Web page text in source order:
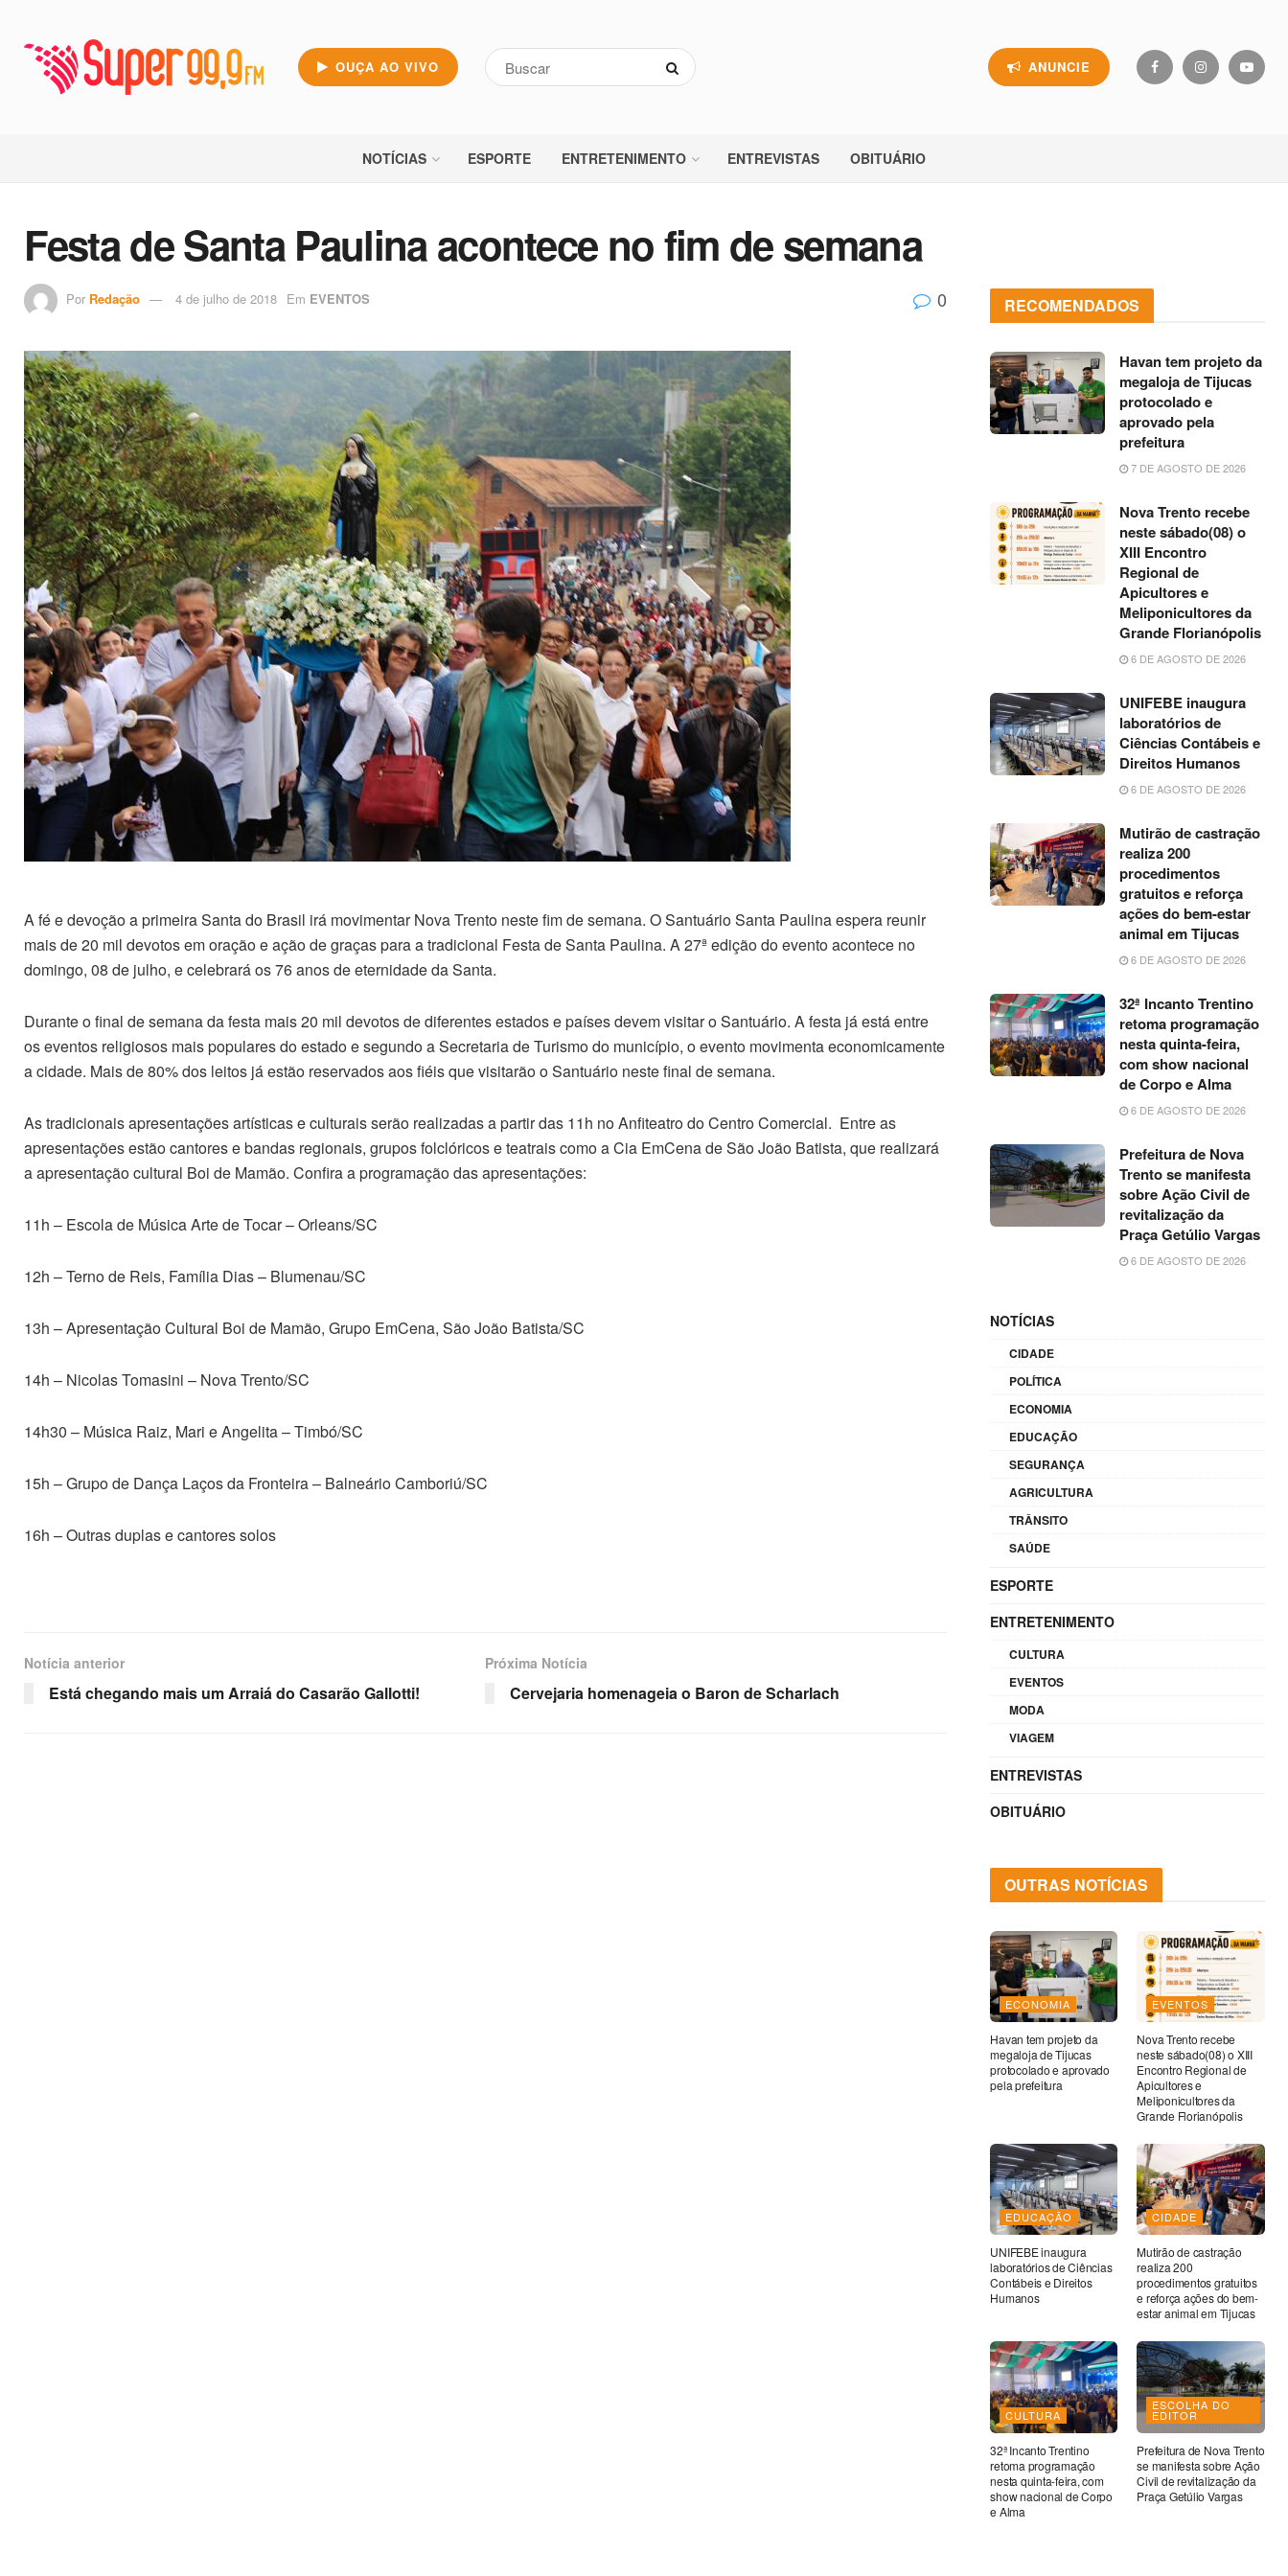
OUÇA AO VIVO ANUNCIE
NOTÍCIAS ESPORTE ENTRETENIMENTO ENTREVISTAS OBITUÁRIO
Festa de Santa Paulina acontece no fim de semana
Por Redação 4 de julho de 2018 Em EVENTOS 0
A fé e devoção a primeira Santa do Brasil irá movimentar Nova Trento neste fim de semana. O Santuário Santa Paulina espera reunir
mais de 20 mil devotos em oração e ação de graças para a tradicional Festa de Santa Paulina. A 27ª edição do evento acontece no
domingo, 08 de julho, e celebrará os 76 anos de eternidade da Santa.
Durante o final de semana da festa mais 20 mil devotos de diferentes estados e países devem visitar o Santuário. A festa já está entre
os eventos religiosos mais populares do estado e segundo a Secretaria de Turismo do município, o evento movimenta economicamente
a cidade. Mais de 80% dos leitos já estão reservados aos fiéis que visitarão o Santuário neste final de semana.
As tradicionais apresentações artísticas e culturais serão realizadas a partir das 11h no Anfiteatro do Centro Comercial. Entre as
apresentações estão cantores e bandas regionais, grupos folclóricos e teatrais como a Cia EmCena de São João Batista, que realizará
a apresentação cultural Boi de Mamão. Confira a programação das apresentações:
11h – Escola de Música Arte de Tocar – Orleans/SC
12h – Terno de Reis, Família Dias – Blumenau/SC
13h – Apresentação Cultural Boi de Mamão, Grupo EmCena, São João Batista/SC
14h – Nicolas Tomasini – Nova Trento/SC
14h30 – Música Raiz, Mari e Angelita – Timbó/SC
15h – Grupo de Dança Laços da Fronteira – Balneário Camboriú/SC
16h – Outras duplas e cantores solos
Notícia anterior
Está chegando mais um Arraiá do Casarão Gallotti!
Próxima Notícia
Cervejaria homenageia o Baron de Scharlach
RECOMENDADOS
Havan tem projeto da
megaloja de Tijucas
protocolado e
aprovado pela
prefeitura
7 DE AGOSTO DE 2026
Nova Trento recebe
neste sábado(08) o
XIII Encontro
Regional de
Apicultores e
Meliponicultores da
Grande Florianópolis
6 DE AGOSTO DE 2026
UNIFEBE inaugura
laboratórios de
Ciências Contábeis e
Direitos Humanos
6 DE AGOSTO DE 2026
Mutirão de castração
realiza 200
procedimentos
gratuitos e reforça
ações do bem-estar
animal em Tijucas
6 DE AGOSTO DE 2026
32ª Incanto Trentino
retoma programação
nesta quinta-feira,
com show nacional
de Corpo e Alma
6 DE AGOSTO DE 2026
Prefeitura de Nova
Trento se manifesta
sobre Ação Civil de
revitalização da
Praça Getúlio Vargas
6 DE AGOSTO DE 2026
NOTÍCIAS
CIDADE
POLÍTICA
ECONOMIA
EDUCAÇÃO
SEGURANÇA
AGRICULTURA
TRÂNSITO
SAÚDE
ESPORTE
ENTRETENIMENTO
CULTURA
EVENTOS
MODA
VIAGEM
ENTREVISTAS
OBITUÁRIO
OUTRAS NOTÍCIAS
ECONOMIA
Havan tem projeto da
megaloja de Tijucas
protocolado e aprovado
pela prefeitura
EVENTOS
Nova Trento recebe
neste sábado(08) o XIII
Encontro Regional de
Apicultores e
Meliponicultores da
Grande Florianópolis
EDUCAÇÃO
UNIFEBE inaugura
laboratórios de Ciências
Contábeis e Direitos
Humanos
CIDADE
Mutirão de castração
realiza 200
procedimentos gratuitos
e reforça ações do bem-
estar animal em Tijucas
CULTURA
32ª Incanto Trentino
retoma programação
nesta quinta-feira, com
show nacional de Corpo
e Alma
ESCOLHA DO
EDITOR
Prefeitura de Nova Trento
se manifesta sobre Ação
Civil de revitalização da
Praça Getúlio Vargas